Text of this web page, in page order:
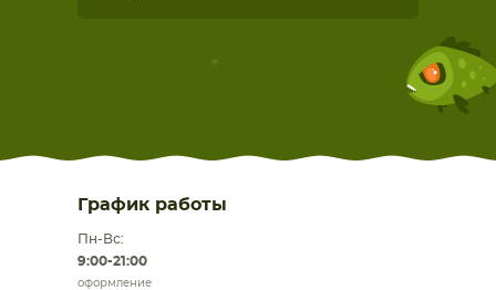
График работы
Пн-Вс:
9:00-21:00
оформление